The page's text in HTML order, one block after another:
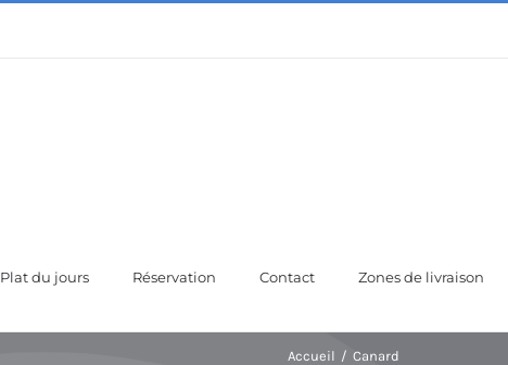
Plat du jours Réservation Contact Zones de livraison
Accueil Canard